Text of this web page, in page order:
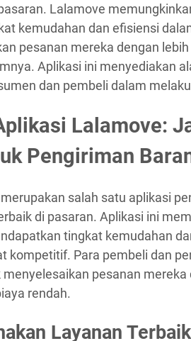
Lalamove
kemudahan dan efisiensi
pesanan mereka dengan
Aplikasi ini menyediakan
dan pembeli dalam
Lalamove:
Pengiriman
salah satu aplikasi
di pasaran. Aplikasi ini
tingkat kemudahan
kompetitif. Para pembeli dan
pesanan mereka
rendah.
Layanan